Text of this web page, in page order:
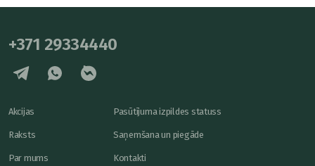
+371 29334440
Akcijas
Raksts
Par mums
Pasūtījuma izpildes statuss
Saņemšana un piegāde
Kontakti